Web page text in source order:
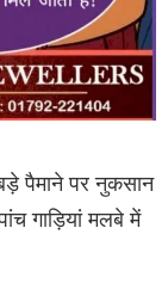
पैमाने पर नुकसान
गाड़ियां मलबे में